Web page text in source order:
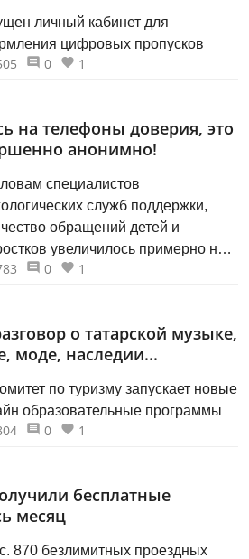
личный кабинет для
цифровых пропусков
0
1
на телефоны доверия, это
анонимно!
специалистов
служб поддержки,
обращений детей и
увеличилось примерно на
0
1
о татарской музыке,
моде, наследии...
по туризму запускает новые
образовательные программы
0
1
бесплатные
месяц
870 безлимитных проездных